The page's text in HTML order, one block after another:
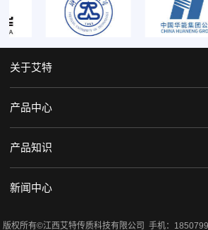
关于艾特
产品中心
产品知识
新闻中心
版权所有©江西艾特传质科技有限公司 手机：